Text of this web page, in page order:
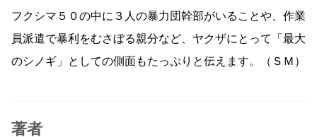
フクシマ５０の中に３人の暴力団幹部がいることや、作業
員派遣で暴利をむさぼる親分など、ヤクザにとって「最大
のシノギ」としての側面もたっぷりと伝えます。（ＳＭ）
著者